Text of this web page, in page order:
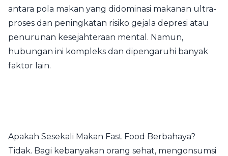
antara pola makan yang didominasi makanan ultra-
proses dan peningkatan risiko gejala depresi atau
penurunan kesejahteraan mental. Namun,
hubungan ini kompleks dan dipengaruhi banyak
faktor lain.
Apakah Sesekali Makan Fast Food Berbahaya?
Tidak. Bagi kebanyakan orang sehat, mengonsumsi